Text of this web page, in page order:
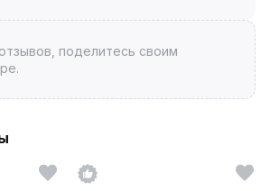
поделитесь своим